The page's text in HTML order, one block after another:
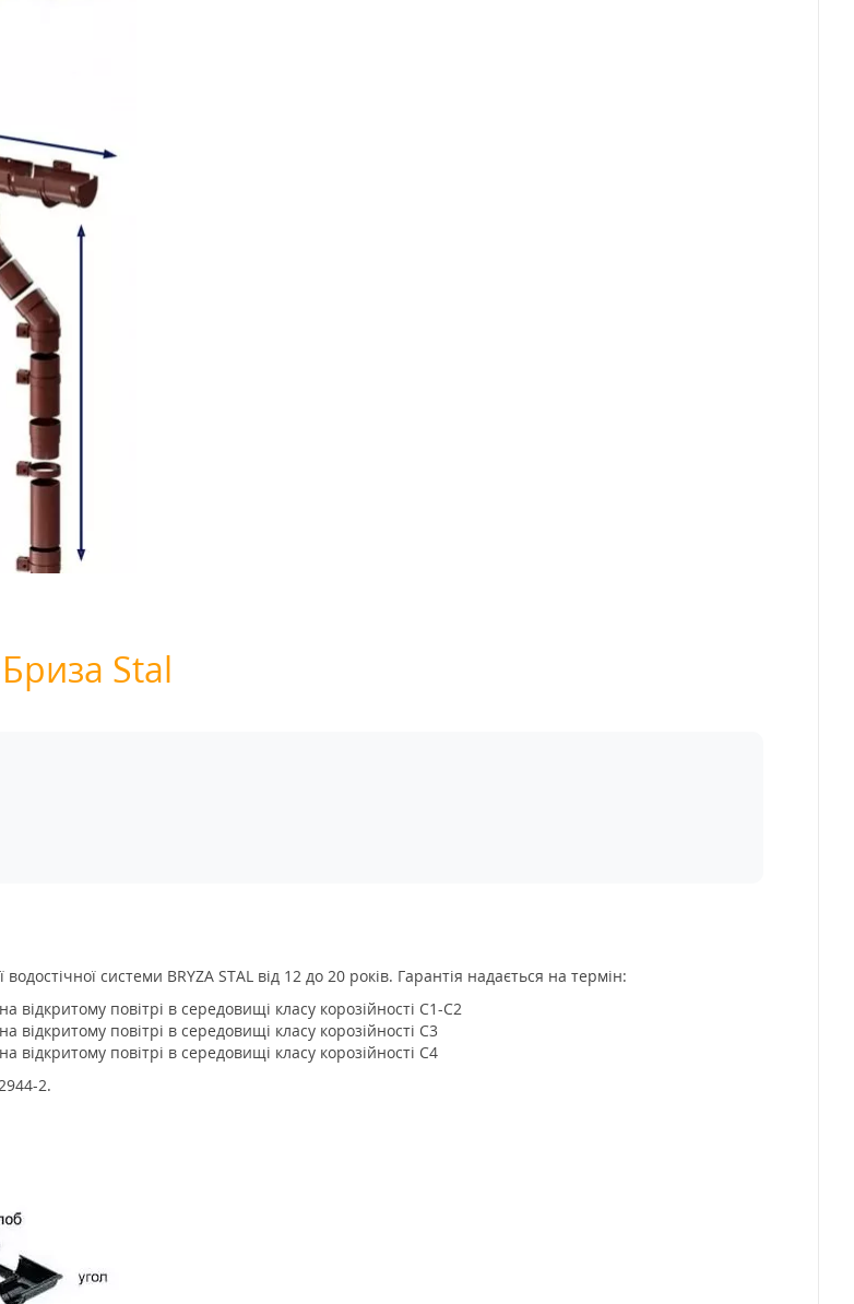
Stal
системи BRYZA STAL від 12 до 20 років. Гарантія надається на термін:
відкритому повітрі в середовищі класу корозійності C1-C2
відкритому повітрі в середовищі класу корозійності C3
відкритому повітрі в середовищі класу корозійності C4
2.